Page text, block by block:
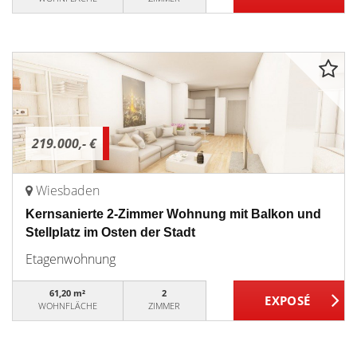
219.000,- €
Wiesbaden
Kernsanierte 2-Zimmer Wohnung mit Balkon und
Stellplatz im Osten der Stadt
Etagenwohnung
61,20 m²
WOHNFLÄCHE
2
ZIMMER